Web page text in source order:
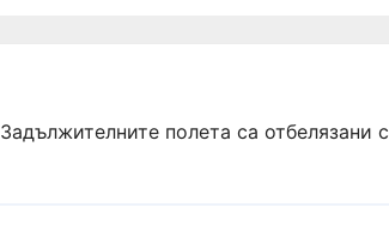
Задължителните полета са отбелязани с